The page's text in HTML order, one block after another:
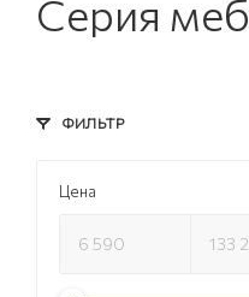
Серия
ФИЛЬТР
Цена